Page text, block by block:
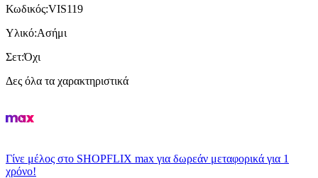
Κωδικός:VIS119
Υλικό:Ασήμι
Σετ:Όχι
Δες όλα τα χαρακτηριστικά
Γίνε μέλος στο SHOPFLIX max για δωρεάν μεταφορικά για 1
χρόνο!